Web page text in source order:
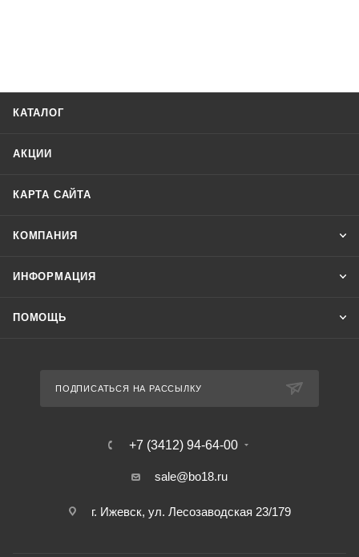
КАТАЛОГ
АКЦИИ
КАРТА САЙТА
КОМПАНИЯ
ИНФОРМАЦИЯ
ПОМОЩЬ
ПОДПИСАТЬСЯ НА РАССЫЛКУ
+7 (3412) 94-64-00
sale@bo18.ru
г. Ижевск, ул. Лесозаводская 23/179